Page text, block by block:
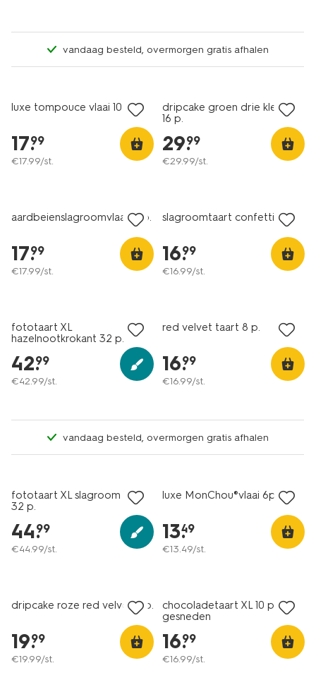
vandaag besteld, overmorgen gratis afhalen
luxe tompouce vlaai 10 p.
17.
99
€17.99/st.
dripcake groen drie kleuren
16 p.
29.
99
€29.99/st.
aardbeienslagroomvlaai 10 p.
17.
99
€17.99/st.
slagroomtaart confetti 8 p.
16.
99
€16.99/st.
fototaart XL
hazelnootkrokant 32 p.
42.
99
€42.99/st.
red velvet taart 8 p.
16.
99
€16.99/st.
vandaag besteld, overmorgen gratis afhalen
fototaart XL slagroom luxe
32 p.
44.
99
€44.99/st.
luxe MonChou®vlaai 6p.
13.
49
€13.49/st.
dripcake roze red velvet 8 p.
19.
99
€19.99/st.
chocoladetaart XL 10 p.
gesneden
16.
99
€16.99/st.